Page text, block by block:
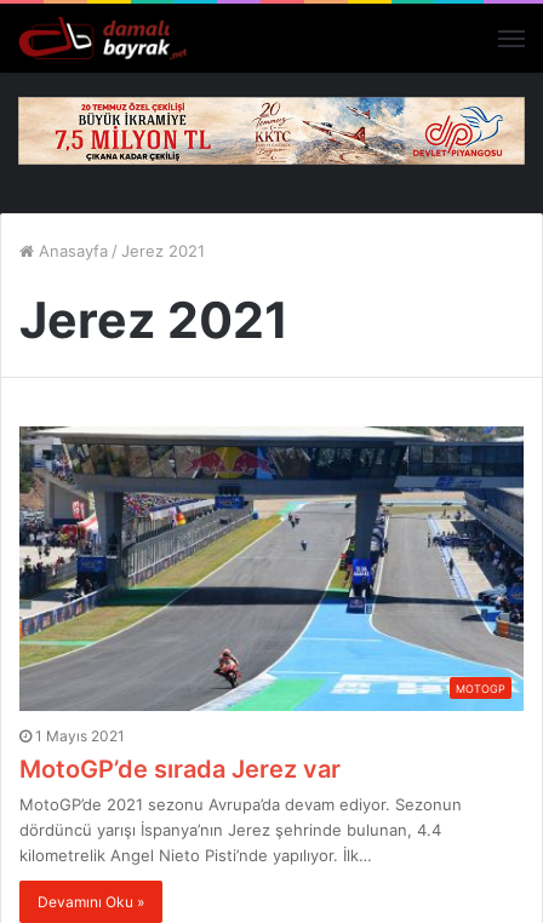
Anasayfa / Jerez 2021
Jerez 2021
MOTOGP
1 Mayıs 2021
MotoGP’de sırada Jerez var
MotoGP’de 2021 sezonu Avrupa’da devam ediyor. Sezonun
dördüncü yarışı İspanya’nın Jerez şehrinde bulunan, 4.4
kilometrelik Angel Nieto Pisti’nde yapılıyor. İlk…
Devamını Oku »